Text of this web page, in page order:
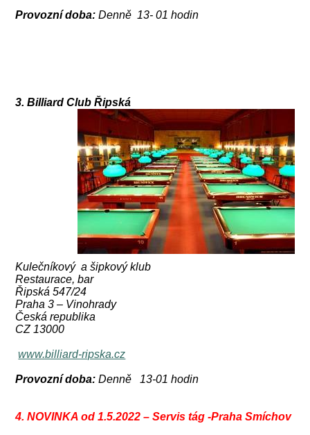
Provozní doba:Denně 13- 01 hodin
3. Billiard Club Řipská
Kulečníkový a šipkový klub
Restaurace, bar
Řipská 547/24
Praha 3 – Vinohrady
Česká republika
CZ 13000
www.billiard-ripska.cz
Provozní doba: Denně 13-01 hodin
4. NOVINKA od 1.5.2022 – Servis tág -Praha Smíchov